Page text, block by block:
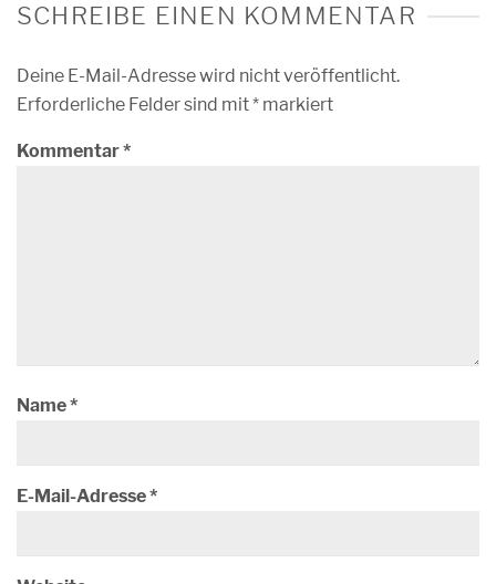
SCHREIBE EINEN KOMMENTAR
Deine E-Mail-Adresse wird nicht veröffentlicht.
Erforderliche Felder sind mit* markiert
Kommentar*
Name*
E-Mail-Adresse*